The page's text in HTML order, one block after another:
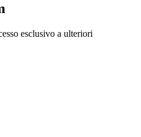
esclusivo a ulteriori